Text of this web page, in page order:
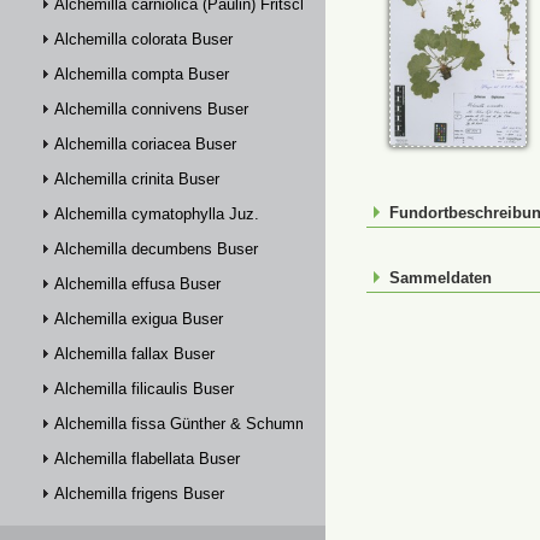
Alchemilla carniolica (Paulin) Fritsch
Alchemilla colorata Buser
Alchemilla compta Buser
Alchemilla connivens Buser
Alchemilla coriacea Buser
Alchemilla crinita Buser
Alchemilla cymatophylla Juz.
Alchemilla decumbens Buser
Alchemilla effusa Buser
Alchemilla exigua Buser
Alchemilla fallax Buser
Alchemilla filicaulis Buser
Alchemilla fissa Günther & Schummel
Alchemilla flabellata Buser
Alchemilla frigens Buser
Sammeldaten